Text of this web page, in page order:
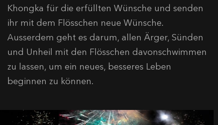
Khongka für die erfüllten Wünsche und senden
ihr mit dem Flösschen neue Wünsche.
Ausserdem geht es darum, allen Ärger, Sünden
und Unheil mit den Flösschen davonschwimmen
zu lassen, um ein neues, besseres Leben
beginnen zu können.